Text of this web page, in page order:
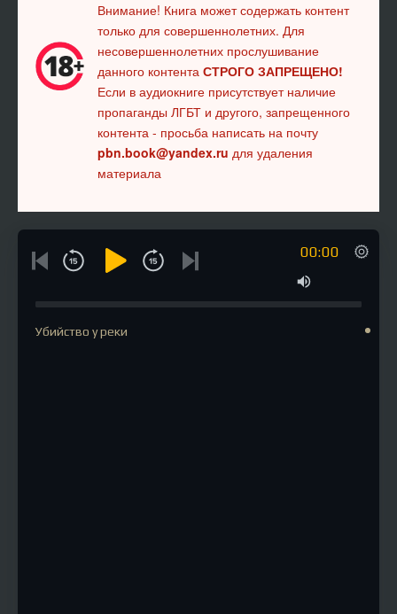
Внимание! Книга может содержать контент
только для совершеннолетних. Для
несовершеннолетних прослушивание
данного контента СТРОГО ЗАПРЕЩЕНО!
Если в аудиокниге присутствует наличие
пропаганды ЛГБТ и другого, запрещенного
контента - просьба написать на почту
pbn.book@yandex.ru для удаления
материала
00:00
Убийство у реки